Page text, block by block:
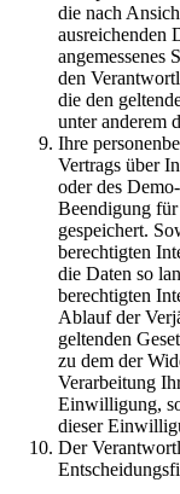
die nach
ausreichenden
angemessenes
den
die den
unter anderem
Ihre
Vertrags über
oder des
Beendigung
gespeichert.
berechtigten
die Daten so
berechtigten
Ablauf der
geltenden
zu dem der
Verarbeitung
Einwilligung,
dieser
Der